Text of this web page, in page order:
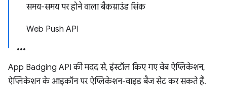
समय-समय पर होने वाला बैकग्राउंड सिंक
Web Push API
App Badging API की मदद से, इंस्टॉल किए गए वेब ऐप्लिकेशन,
ऐप्लिकेशन के आइकॉन पर ऐप्लिकेशन-वाइड बैज सेट कर सकते हैं.